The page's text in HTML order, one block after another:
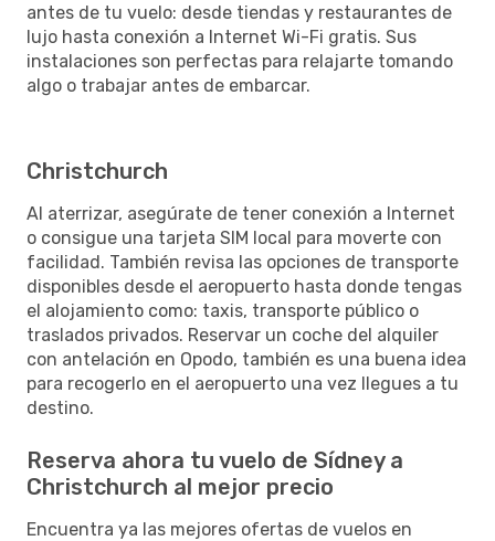
antes de tu vuelo: desde tiendas y restaurantes de
lujo hasta conexión a Internet Wi-Fi gratis. Sus
instalaciones son perfectas para relajarte tomando
algo o trabajar antes de embarcar.
Christchurch
Al aterrizar, asegúrate de tener conexión a Internet
o consigue una tarjeta SIM local para moverte con
facilidad. También revisa las opciones de transporte
disponibles desde el aeropuerto hasta donde tengas
el alojamiento como: taxis, transporte público o
traslados privados. Reservar un coche del alquiler
con antelación en Opodo, también es una buena idea
para recogerlo en el aeropuerto una vez llegues a tu
destino.
Reserva ahora tu vuelo de Sídney a
Christchurch al mejor precio
Encuentra ya las mejores ofertas de vuelos en